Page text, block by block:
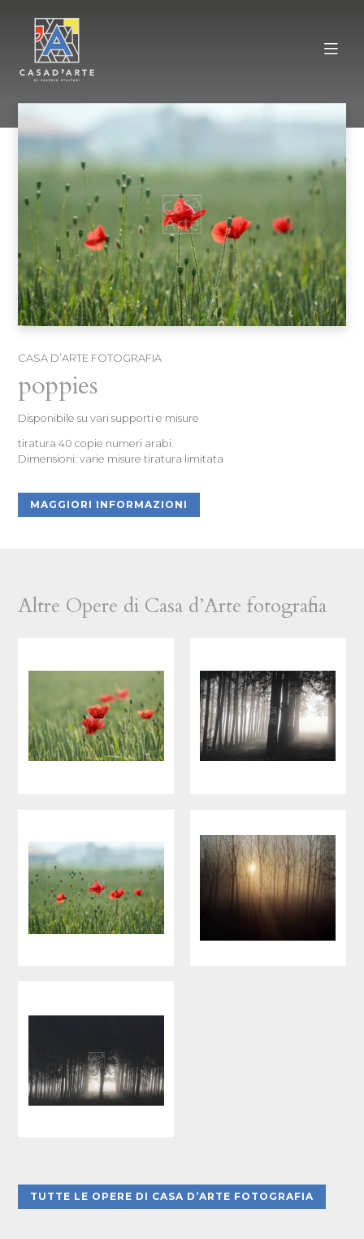
CASA D’ARTE FOTOGRAFIA
poppies
Disponibile su vari supporti e misure
tiratura 40 copie numeri arabi.
Dimensioni: varie misure tiratura limitata
MAGGIORI INFORMAZIONI
Altre Opere di Casa d’Arte fotografia
TUTTE LE OPERE DI CASA D’ARTE FOTOGRAFIA